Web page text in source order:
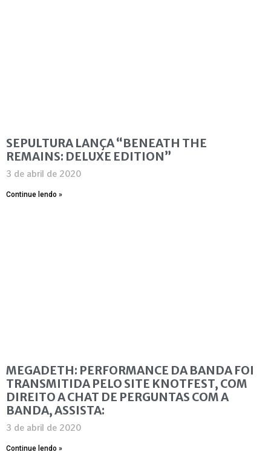
SEPULTURA LANÇA “BENEATH THE
REMAINS: DELUXE EDITION”
3 de abril de 2020
Continue lendo »
MEGADETH: PERFORMANCE DA BANDA FOI
TRANSMITIDA PELO SITE KNOTFEST, COM
DIREITO A CHAT DE PERGUNTAS COM A
BANDA, ASSISTA:
3 de abril de 2020
Continue lendo »